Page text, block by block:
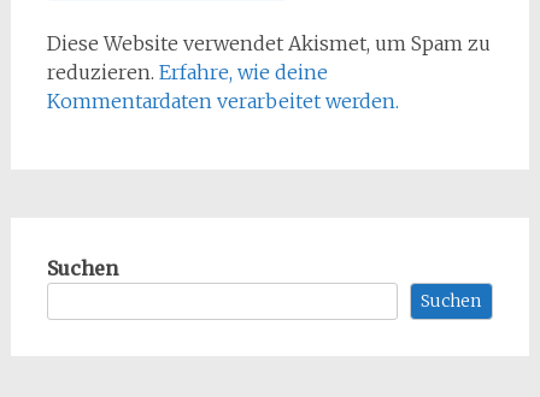
Diese Website verwendet Akismet, um Spam zu
reduzieren. Erfahre, wie deine
Kommentardaten verarbeitet werden.
Suchen
Suchen